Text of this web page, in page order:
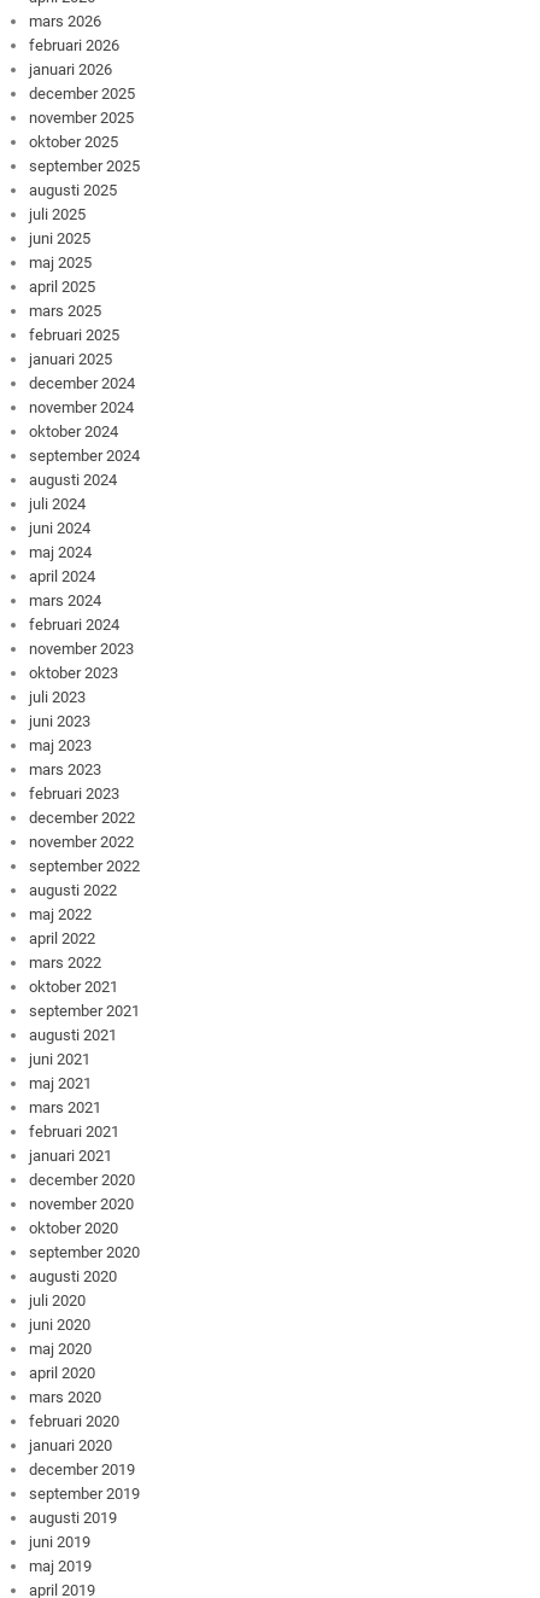
mars 2026
februari 2026
januari 2026
december 2025
november 2025
oktober 2025
september 2025
augusti 2025
juli 2025
juni 2025
maj 2025
april 2025
mars 2025
februari 2025
januari 2025
december 2024
november 2024
oktober 2024
september 2024
augusti 2024
juli 2024
juni 2024
maj 2024
april 2024
mars 2024
februari 2024
november 2023
oktober 2023
juli 2023
juni 2023
maj 2023
mars 2023
februari 2023
december 2022
november 2022
september 2022
augusti 2022
maj 2022
april 2022
mars 2022
oktober 2021
september 2021
augusti 2021
juni 2021
maj 2021
mars 2021
februari 2021
januari 2021
december 2020
november 2020
oktober 2020
september 2020
augusti 2020
juli 2020
juni 2020
maj 2020
april 2020
mars 2020
februari 2020
januari 2020
december 2019
september 2019
augusti 2019
juni 2019
maj 2019
april 2019